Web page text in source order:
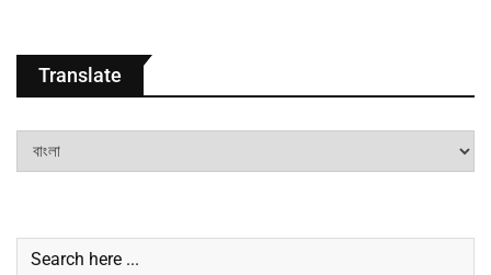
Translate